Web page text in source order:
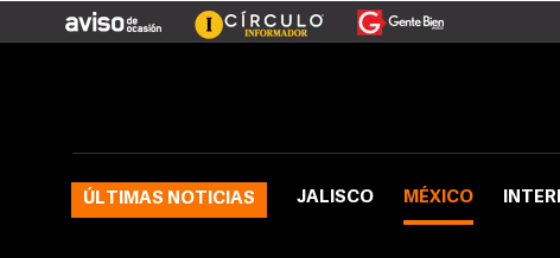
ÚLTIMAS NOTICIAS JALISCO MÉXICO